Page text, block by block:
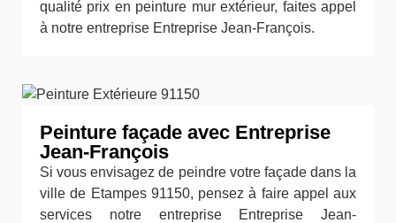
qualité prix en peinture mur extérieur, faites appel
à notre entreprise Entreprise Jean-François.
Peinture façade avec Entreprise
Jean-François
Si vous envisagez de peindre votre façade dans la
ville de Etampes 91150, pensez à faire appel aux
services notre entreprise Entreprise Jean-